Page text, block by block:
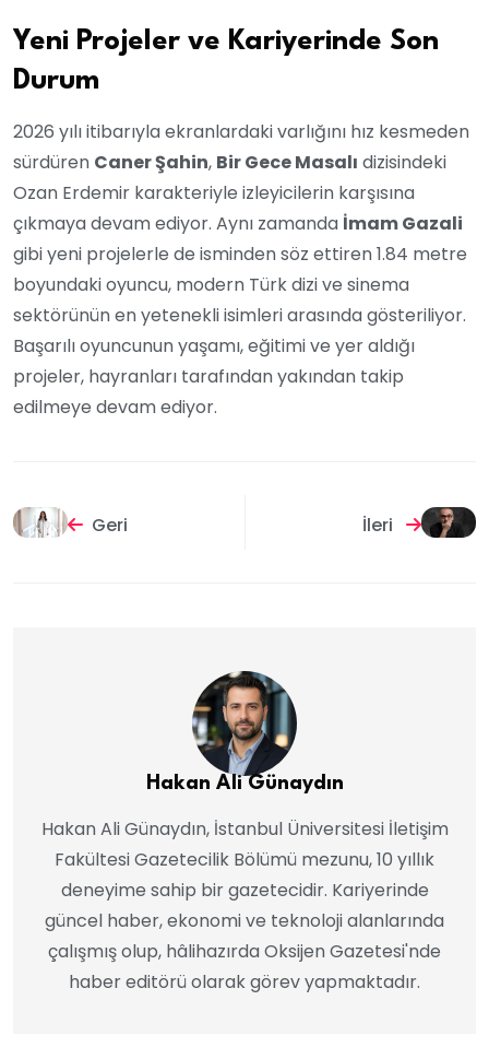
Yeni Projeler ve Kariyerinde Son
Durum
2026 yılı itibarıyla ekranlardaki varlığını hız kesmeden
sürdüren Caner Şahin, Bir Gece Masalı dizisindeki
Ozan Erdemir karakteriyle izleyicilerin karşısına
çıkmaya devam ediyor. Aynı zamanda İmam Gazali
gibi yeni projelerle de isminden söz ettiren 1.84 metre
boyundaki oyuncu, modern Türk dizi ve sinema
sektörünün en yetenekli isimleri arasında gösteriliyor.
Başarılı oyuncunun yaşamı, eğitimi ve yer aldığı
projeler, hayranları tarafından yakından takip
edilmeye devam ediyor.
Geri İleri
Hakan Ali Günaydın
Hakan Ali Günaydın, İstanbul Üniversitesi İletişim
Fakültesi Gazetecilik Bölümü mezunu, 10 yıllık
deneyime sahip bir gazetecidir. Kariyerinde
güncel haber, ekonomi ve teknoloji alanlarında
çalışmış olup, hâlihazırda Oksijen Gazetesi'nde
haber editörü olarak görev yapmaktadır.